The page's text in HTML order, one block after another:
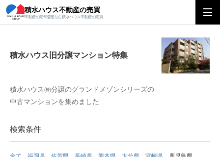
積水ハウス不動産の売買
不動産の売却査定なら積水ハウス不動産の売買
積水ハウス旧分譲マンション特集
積水ハウス旧分譲マンション特集
積水ハウス㈱分譲のグランドメゾンシリーズの
中古マンションを集めました
検索条件